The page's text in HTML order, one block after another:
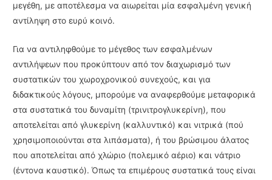
μεγέθη, με αποτέλεσμα να αιωρείται μία εσφαλμένη γενική
αντίληψη στο ευρύ κοινό.
Για να αντιληφθούμε το μέγεθος των εσφαλμένων
αντιλήψεων που προκύπτουν από τον διαχωρισμό των
συστατικών του χωροχρονικού συνεχούς, και για
διδακτικούς λόγους, μπο­ρούμε να αναφερθούμε μεταφορικά
στα συστατικά του δυναμίτη (τρινιτρογλυκερίνη), που
αποτελείται από γλυκερίνη (καλλυντικό) και νιτρικά (πού
χρησιμοποιούνται στα λιπάσματα), ή του βρώσιμου άλατος
που αποτελείται από χλώριο (πολεμικό αέριο) και νάτριο
(έντονα καυστικό). Όπως τα επιμέρους συστατικά τους είναι